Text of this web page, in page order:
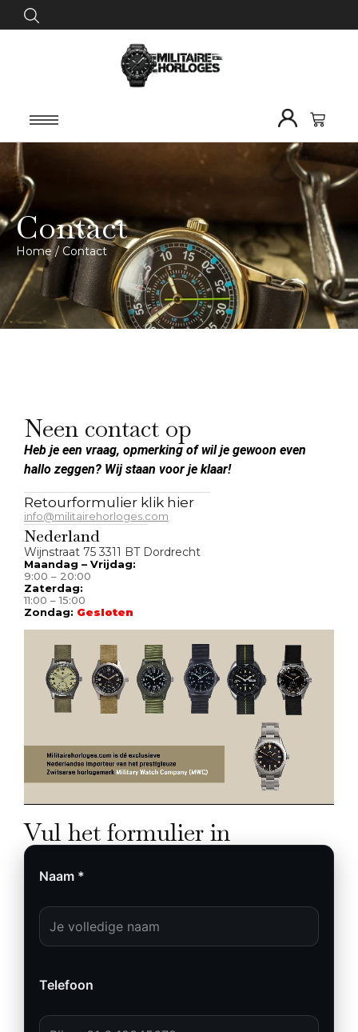
Contact
Home / Contact
Neen contact op
Heb je een vraag, opmerking of wil je gewoon even
hallo zeggen? Wij staan voor je klaar!
Retourformulier klik hier
info@militairehorloges.com
Nederland
Wijnstraat 75 3311 BT Dordrecht
Maandag – Vrijdag:
9:00 – 20:00
Zaterdag:
11:00 – 15:00
Zondag: Gesloten
Vul het formulier in
Naam *
Telefoon